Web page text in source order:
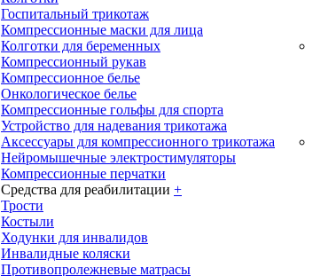
Госпитальный трикотаж
Компрессионные маски для лица
Колготки для беременных
Компрессионный рукав
Компрессионное белье
Онкологическое белье
Компрессионные гольфы для спорта
Устройство для надевания трикотажа
Аксессуары для компрессионного трикотажа
Нейромышечные электростимуляторы
Компрессионные перчатки
Средства для реабилитации +
Трости
Костыли
Ходунки для инвалидов
Инвалидные коляски
Противопролежневые матрасы